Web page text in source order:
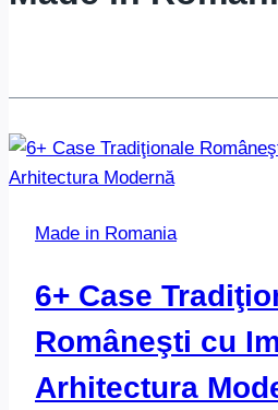
Made in Romania
6+ Case
Româneşti cu
Arhitectura